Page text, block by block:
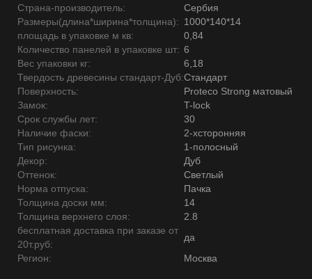
Страна-производитель:
Сербия
Размеры(длина*ширина*толщина): 1000*140*14
площадь в упаковке м кв:
0,84
Количество панелей в упаковке шт: 6
Вес упаковки кг:
6,18
Твердость древесины стандарт-Дуб:Стандарт
Поверхность:
Proteco Strong матовый
Замок:
T-lock
Срок службы лет:
30
Наличие фаски:
2-хсторонняя
Тип рисунка:
1-полосный
Декор:
Дуб
Оттенок:
Светлый
Норма отпуска:
Пачка
Толщина доски мм:
14
Толщина верхнего слоя:
2.8
бесплатная доставка при заказе от
20т.руб:
да
Регион:
Москва